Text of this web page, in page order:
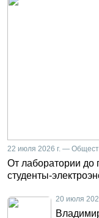
22 июля 2026 г. —
От лаборатории до
студенты-
20 июля